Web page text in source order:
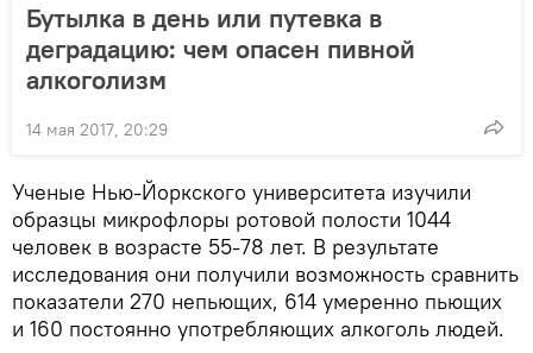
Бутылка в день или путевка в
деградацию: чем опасен пивной
алкоголизм
14 мая 2017, 20:29
Ученые Нью-Йоркского университета изучили
образцы микрофлоры ротовой полости 1044
человек в возрасте 55-78 лет. В результате
исследования они получили возможность сравнить
показатели 270 непьющих, 614 умеренно пьющих
и 160 постоянно употребляющих алкоголь людей.